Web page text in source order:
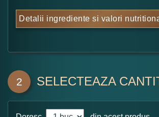
Detalii ingrediente si valori
2 SELECTEAZA